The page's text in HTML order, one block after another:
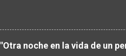
Pudo preparar el
endulzarlo pero tenía
que tenía para
de guiso. De paso se
"Otra noche en la vida de un